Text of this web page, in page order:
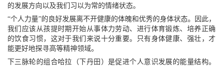
的发展方向以及我们习以为常的情绪状态。
“个人力量”的良好发展离不开健康的体魄和优秀的身体状态。因此，
我们应该从孩提时期开始从事体力劳动、进行体育锻炼、培养正确
的饮食习惯，这对于我们来说十分重要。只有身体健康、强壮，才
能更好地探寻高等精神领域。
下三脉轮的组合哈拉（下丹田）是促进个人意识发展的能量结构。